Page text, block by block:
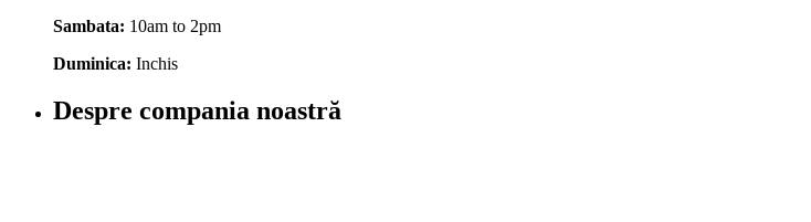
Sambata: 10am to 2pm
Duminica: Inchis
Despre compania noastră